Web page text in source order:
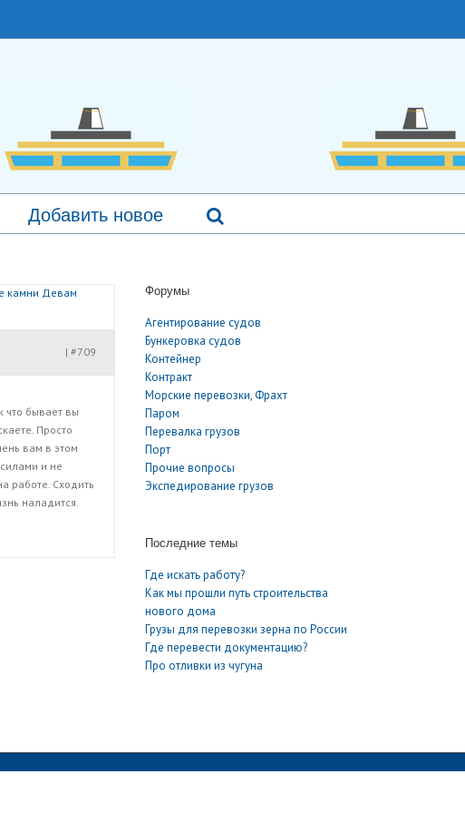
Добавить новое
камни Девам
#709
|
что бывает вы
Просто
вам в этом
и не
работе. Сходить
наладится.
Форумы
Агентирование судов
Бункеровка судов
Контейнер
Контракт
Морские перевозки, Фрахт
Паром
Перевалка грузов
Порт
Прочие вопросы
Экспедирование грузов
Последние темы
Где искать работу?
Как мы прошли путь строительства
нового дома
Грузы для перевозки зерна по России
Где перевести документацию?
Про отливки из чугуна